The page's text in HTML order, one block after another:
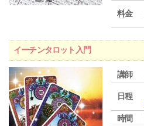
料金
イーチンタロット入門
講師
日程
時間